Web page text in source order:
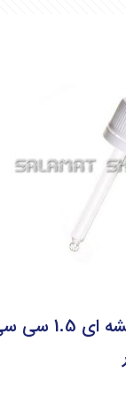
قطره چکان شیشه ای